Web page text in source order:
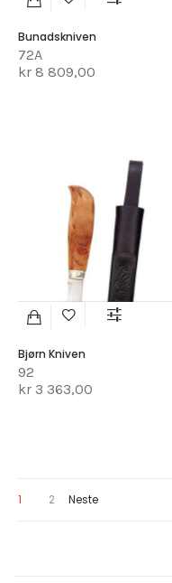
Bunadskniven
72A
kr 8 809,00
Bjørn Kniven
92
kr 3 363,00
You're currently reading page
1 Page
2 Page
Neste